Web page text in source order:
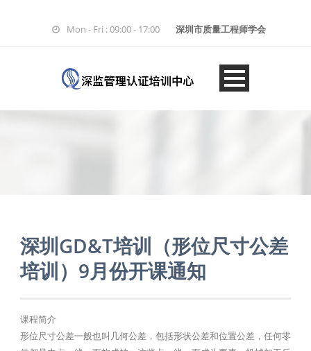
Mon - Fri : 09:00 - 17:00 深圳市质量工程师学会
深圳GD&T培训（形位尺寸公差
培训）9月份开课通知
课程简介
形位尺寸公差一般也叫几何公差，包括形状公差和位置公差，任何零